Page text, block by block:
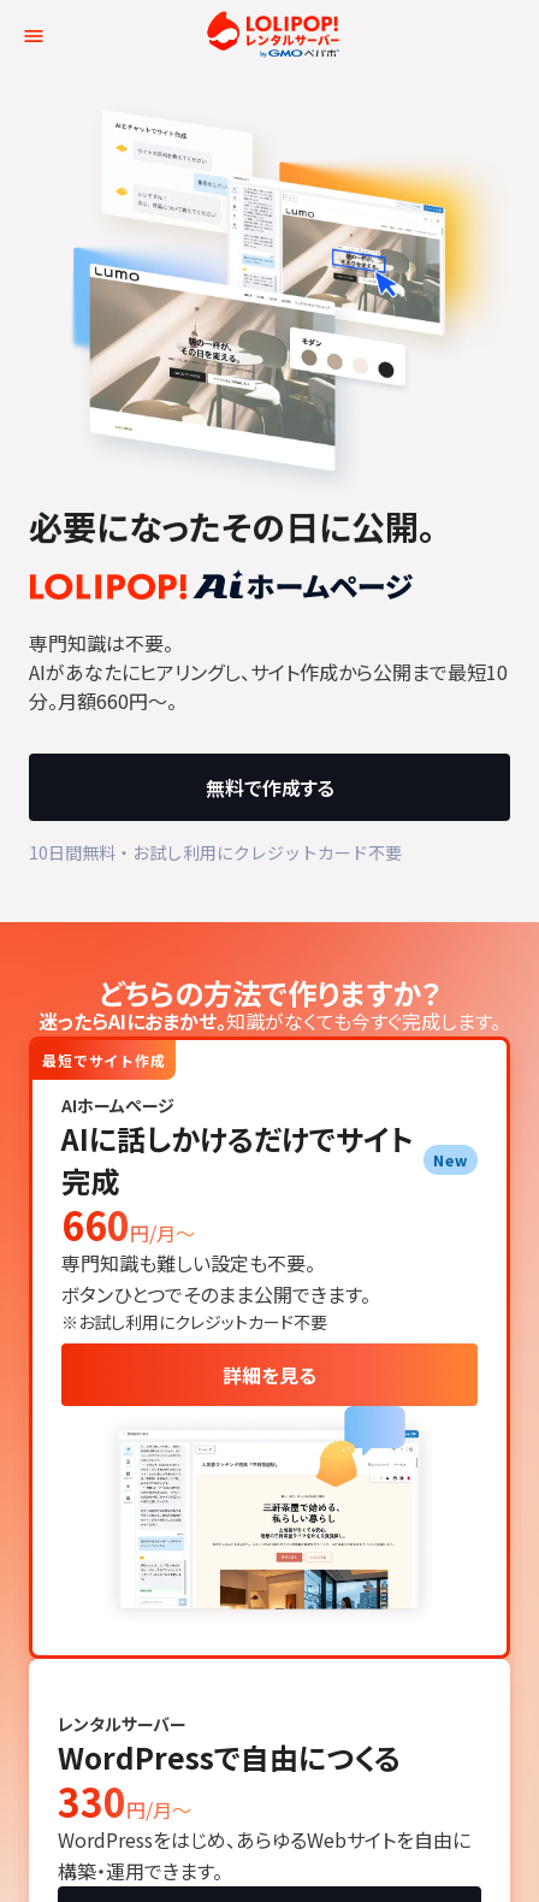
ロリポップ！レンタル
必要になったその日に公開。
専門知識は不要。
AIがあなたにヒアリングし、サイト作成から公開まで最短10
分。月額660円〜。
無料で作成する
10日間無料・お試し利用にクレジットカード不要
どちらの方法で作りますか？
迷ったらAIにおまかせ。知識がなくても今すぐ完成します。
最短でサイト作成
AIホームページ
AIに話しかけるだけでサイト
完成
New
660円/月〜
専門知識も難しい設定も不要。
ボタンひとつでそのまま公開できます。
※お試し利用にクレジットカード不要
詳細を見る
レンタルサーバー
WordPressで自由につくる
330円/月〜
WordPressをはじめ、あらゆるWebサイトを自由に
構築・運用できます。